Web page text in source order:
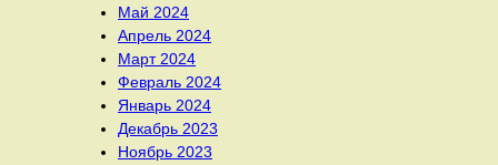
Май 2024
Апрель 2024
Март 2024
Февраль 2024
Январь 2024
Декабрь 2023
Ноябрь 2023